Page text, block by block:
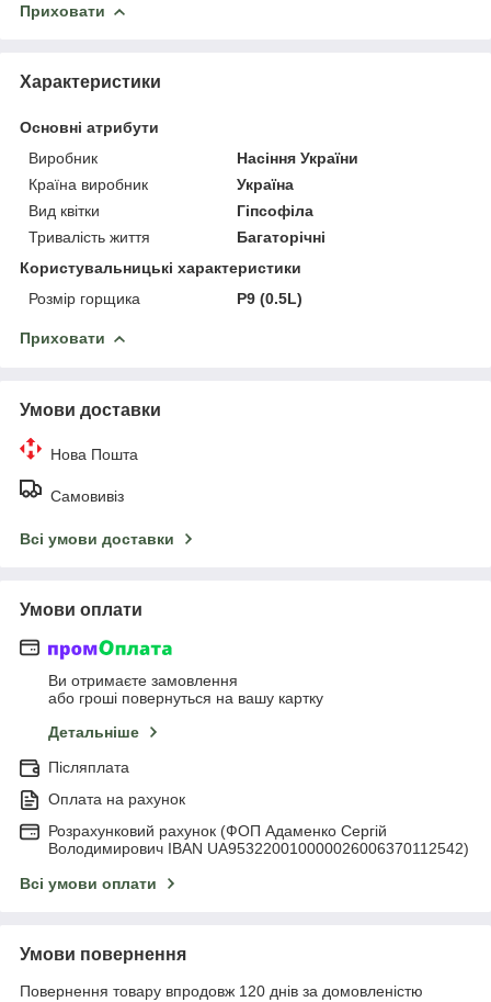
Приховати
Характеристики
Основні атрибути
Виробник
Насіння України
Країна виробник
Україна
Вид квітки
Гіпсофіла
Тривалість життя
Багаторічні
Користувальницькі характеристики
Розмір горщика
P9 (0.5L)
Приховати
Умови доставки
Нова Пошта
Самовивіз
Всі умови доставки
Умови оплати
Ви отримаєте замовлення
або гроші повернуться на вашу картку
Детальніше
Післяплата
Оплата на рахунок
Розрахунковий рахунок (ФОП Адаменко Сергій
Володимирович IBAN UA953220010000026006370112542)
Всі умови оплати
Умови повернення
Повернення товару впродовж 120 днів за домовленістю